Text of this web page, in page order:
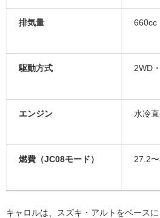
排気量 660cc
駆動方式 2WD
エンジン 水冷
燃費（JC08モード） 27.2
キャロルは、スズキ・アルトをベース